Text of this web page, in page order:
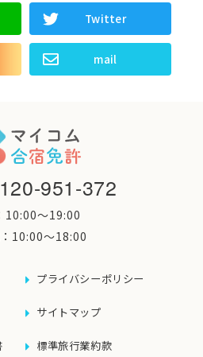
Twitter
mail
951-372
10:00〜19:00
10:00〜18:00
プライバシーポリシー
サイトマップ
標準旅行業約款